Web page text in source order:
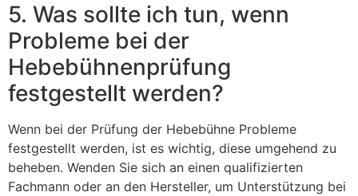
5. Was sollte ich tun, wenn
Probleme bei der
Hebebühnenprüfung
festgestellt werden?
Wenn bei der Prüfung der Hebebühne Probleme
festgestellt werden, ist es wichtig, diese umgehend zu
beheben. Wenden Sie sich an einen qualifizierten
Fachmann oder an den Hersteller, um Unterstützung bei